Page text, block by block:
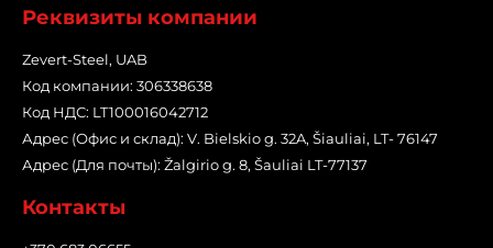
Реквизиты компании
Zevert-Steel, UAB
Код компании: 306338638
Код НДС: LT100016042712
Адрес (Офис и склад): V. Bielskio g. 32A, Šiauliai, LT- 76147
Адрес (Для почты): Žalgirio g. 8, Šauliai LT-77137
Контакты